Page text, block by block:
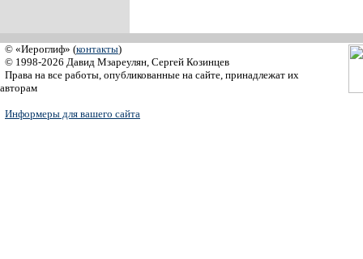
© «Иероглиф» (контакты)
© 1998-2026 Давид Мзареулян, Сергей Козинцев
Права на все работы, опубликованные на сайте, принадлежат их
авторам
Информеры для вашего сайта